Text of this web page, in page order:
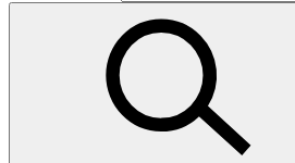
Mat og drikke
Aktiviteter